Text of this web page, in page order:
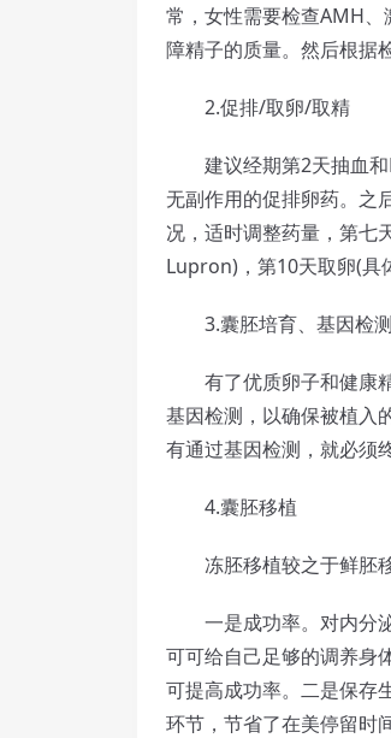
常，女性需要检查AMH
障精子的质量。然后根据
2.促排/取卵/取精
建议经期第2天抽血和B
无副作用的促排卵药。之
况，适时调整药量，第七
Lupron)，第10天取卵(具
3.囊胚培育、基因检测
有了优质卵子和健康精
基因检测，以确保被植入
有通过基因检测，就必须
4.囊胚移植
冻胚移植较之于鲜胚移
一是成功率。对内分泌
可可给自己足够的调养身
可提高成功率。二是保存
环节，节省了在美停留时间